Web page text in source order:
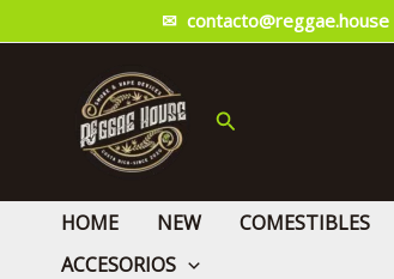
al
✉ contacto@reggae.house
Buscar
HOME NEW COMESTIBLES
ACCESORIOS